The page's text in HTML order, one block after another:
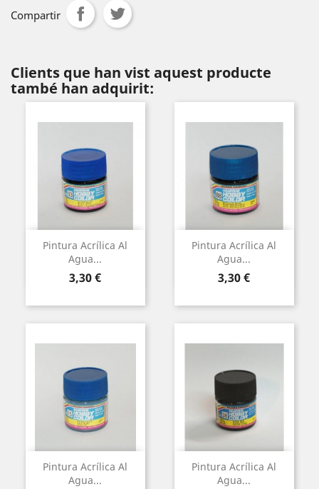
Compartir
Clients que han vist aquest producte
també han adquirit:
Pintura Acrílica Al
Agua...
Preu
3,30 €
Pintura Acrílica Al
Agua...
Preu
3,30 €
Pintura Acrílica Al
Agua...
Pintura Acrílica Al
Agua...